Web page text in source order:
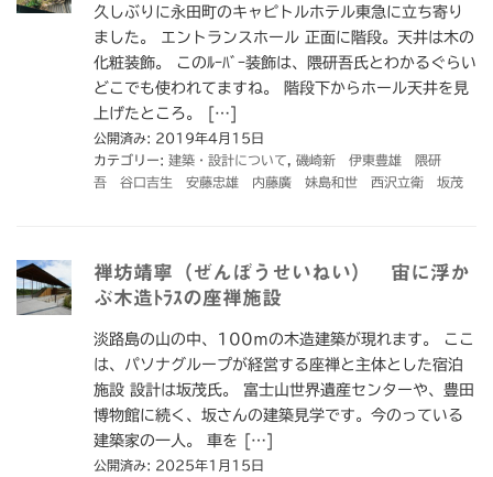
久しぶりに永田町のキャピトルホテル東急に立ち寄り
ました。 エントランスホール 正面に階段。天井は木の
化粧装飾。 このﾙｰﾊﾞｰ装飾は、隈研吾氏とわかるぐらい
どこでも使われてますね。 階段下からホール天井を見
上げたところ。 […]
公開済み: 2019年4月15日
カテゴリー: 建築・設計について
磯崎新 伊東豊雄 隈研
吾 谷口吉生 安藤忠雄 内藤廣 妹島和世 西沢立衛 坂茂
禅坊靖寧（ぜんぼうせいねい） 宙に浮か
ぶ木造ﾄﾗｽの座禅施設
淡路島の山の中、100ｍの木造建築が現れます。 ここ
は、パソナグループが経営する座禅と主体とした宿泊
施設 設計は坂茂氏。 富士山世界遺産センターや、豊田
博物館に続く、坂さんの建築見学です。今のっている
建築家の一人。 車を […]
公開済み: 2025年1月15日